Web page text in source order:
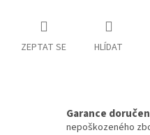
ZEPTAT SE HLÍDAT
Garance
nepoškozeného